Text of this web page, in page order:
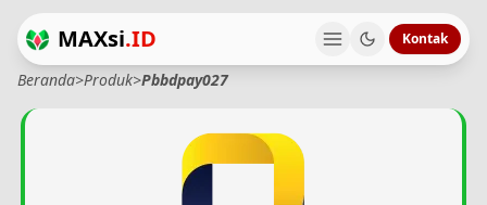
MAXsi.ID Kontak
Beranda>Produk>Pbbdpay027